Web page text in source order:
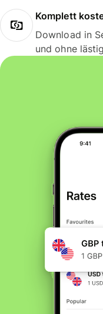
Komplett
Download in
und ohne